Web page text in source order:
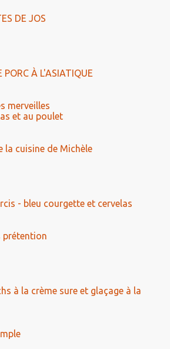
DE JOS
PORC À L'ASIATIQUE
merveilles
et au poulet
la cuisine de Michèle
- bleu courgette et cervelas
prétention
à la crème sure et glaçage à la